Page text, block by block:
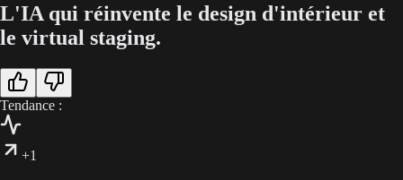
L'IA qui réinvente le design d'intérieur et
le virtual staging.
Tendance :
+1